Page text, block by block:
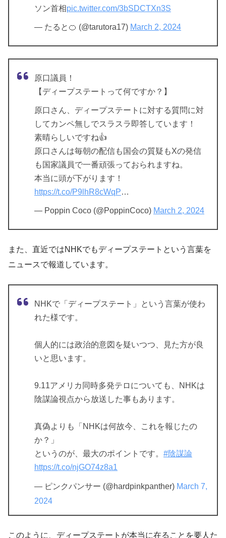
ソン首相pic.twitter.com/3bSDCTXn3S
— たると🍊 (@tarutora17) March 2, 2024
原口議員！
【ディープステートって何ですか？】
原口さん、ディープステートに対する質問に対
してカンペ無しでスラスラ即答しています！
素晴らしいですね👍
原口さんは毎朝の配信も国会の質疑もXの発信
も国家議員で一番頑張っておられますね。
本当に頭が下がります！
https://t.co/P9lhR8cWqP…
— Poppin Coco (@PoppinCoco) March 2, 2024
また、直近ではNHKでもディープステートという言葉を
ニュースで報道しています。
NHKで「ディープステート」という言葉が使わ
れた様です。
個人的には政治的意図を疑いつつ、見た方が良
いと思います。
9.11アメリカ同時多発テロについても、NHKは
陰謀論視点から放送した事もあります。
真偽よりも「NHKは何故今、これを報じたの
か？」
というのが、最大のポイントです。 #陰謀論
https://t.co/njGO74z8a1
— ピンクパンサー (@hardpinkpanther) March 7,
2024
このように、ディープステートが本当に在ることを要人た